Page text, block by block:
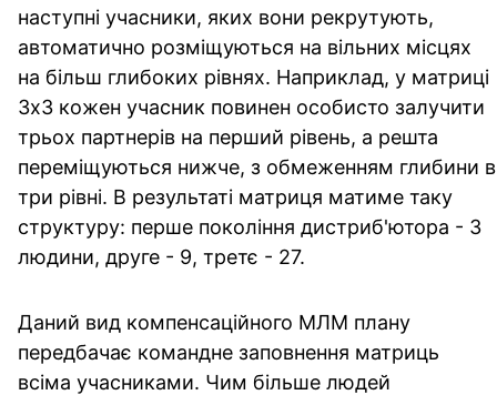
наступні учасники, яких вони рекрутують,
автоматично розміщуються на вільних місцях
на більш глибоких рівнях. Наприклад, у матриці
3х3 кожен учасник повинен особисто залучити
трьох партнерів на перший рівень, а решта
переміщуються нижче, з обмеженням глибини в
три рівні. В результаті матриця матиме таку
структуру: перше покоління дистриб'ютора - 3
людини, друге - 9, третє - 27.
Даний вид компенсаційного МЛМ плану
передбачає командне заповнення матриць
всіма учасниками. Чим більше людей